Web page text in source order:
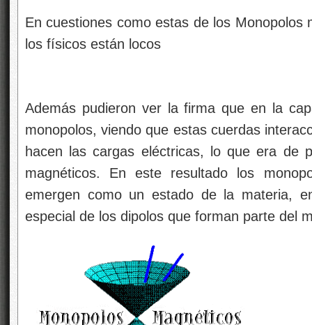
En cuestiones como estas de los Monopolos
los físicos están locos
Además pudieron ver la firma que en la
monopolos, viendo que estas cuerdas
hacen las cargas eléctricas, lo que era de
magnéticos. En este resultado los
emergen como un estado de la materia,
especial de los dipolos que forman parte del